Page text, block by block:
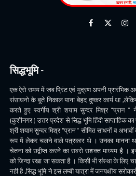
Facebook
X
सिद्धभूमि -
एक ऐसे समय में जब प्रिंट एवं मुद्रण अपनी प्रारंभिक
संसाधनो के बूते निकाल पाना बेहद दुष्कर कार्य था
करते हुए स्वर्गीय श्री शयाम सुन्दर मिश्र “प्रान ”
(कुशीनगर ) उत्तर प्रदेश से सिद्ध भूमि हिंदी साप्ताहिक
श्री शयाम सुन्दर मिश्र “प्रान ” सीमित साधनों व
रूप में लेकर चलने वाले पत्रकार थे । उनका मानना था
चेतना को उद्वीप्त करने का सबसे सशक्त माध्यम है ।
को जिन्दा रखा जा सकता है । किसी भी संस्था के
नही है ,सिद्ध भूमि ने इस लम्बी यात्रा में जनपक्षीय